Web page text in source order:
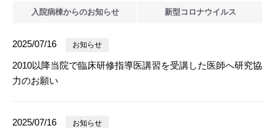
入院病棟からのお知らせ 新型 コロナウイルス
2025/07/16 お知らせ
2010以降当院で臨床研修指導医講習を受講した医師へ研究協
力のお願い
2025/07/16 お知らせ